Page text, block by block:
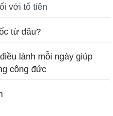
với tổ tiên
từ đâu?
lành mỗi ngày giúp
công đức